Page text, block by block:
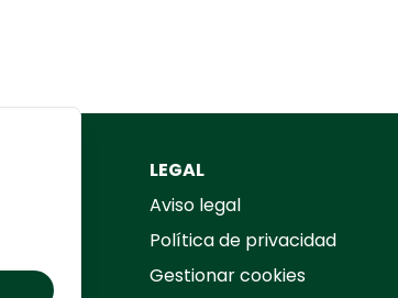
LEGAL
Aviso legal
Política de privacidad
Gestionar cookies